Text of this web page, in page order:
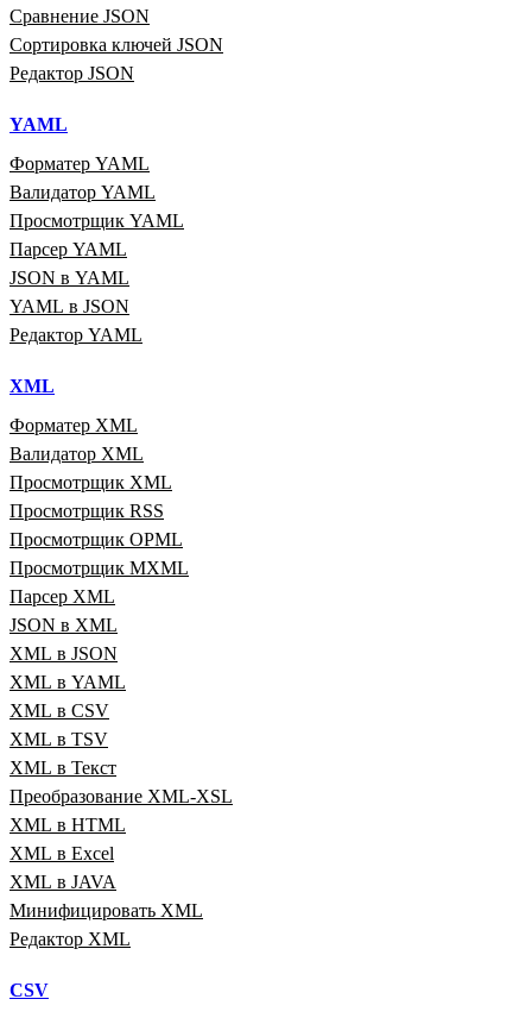
Сравнение JSON
Сортировка ключей JSON
Редактор JSON
YAML
Форматер YAML
Валидатор YAML
Просмотрщик YAML
Парсер YAML
JSON в YAML
YAML в JSON
Редактор YAML
XML
Форматер XML
Валидатор XML
Просмотрщик XML
Просмотрщик RSS
Просмотрщик OPML
Просмотрщик MXML
Парсер XML
JSON в XML
XML в JSON
XML в YAML
XML в CSV
XML в TSV
XML в Текст
Преобразование XML‑XSL
XML в HTML
XML в Excel
XML в JAVA
Минифицировать XML
Редактор XML
CSV